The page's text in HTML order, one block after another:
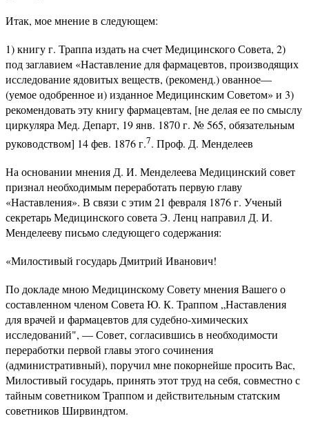
Итак, мое мнение в следующем:
1) книгу г. Траппа издать на счет Медицинского Совета, 2)
под заглавием «Наставление для фармацевтов, производящих
исследование ядовитых веществ, (рекоменд.) ованное—
(уемое одобренное и) изданное Медицинским Советом» и 3)
рекомендовать эту книгу фармацевтам, [не делая ее по смыслу
циркуляра Мед. Департ, 19 янв. 1870 г. № 565, обязательным
руководством] 14 фев. 1876 г.7. Проф. Д. Менделеев
На основании мнения Д. И. Менделеева Медицинский совет
признал необходимым переработать первую главу
«Наставления». В связи с этим 21 февраля 1876 г. Ученый
секретарь Медицинского совета Э. Ленц направил Д. И.
Менделееву письмо следующего содержания:
«Милостивый государь Дмитрий Иванович!
По докладе мною Медицинскому Совету мнения Вашего о
составленном членом Совета Ю. К. Траппом „Наставления
для врачей и фармацевтов для судебно-химических
исследований", — Совет, согласившись в необходимости
переработки первой главы этого сочинения
(административный), поручил мне покорнейше просить Вас,
Милостивый государь, принять этот труд на себя, совместно с
тайным советником Траппом и действительным статским
советников Ширвиндтом.